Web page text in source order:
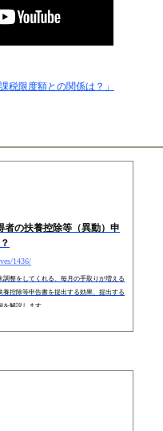
税限度額との関係は？」
者の扶養控除等（異動）申
1436/
整をしてくれる、毎月の手取りが増える
控除等申告書を提出する効果、提出する
解説します。